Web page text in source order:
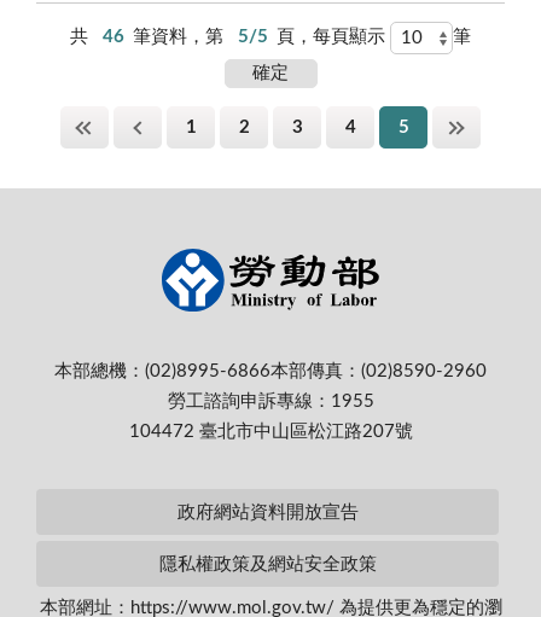
共 46 筆資料，第 5/5 頁，每頁顯示 筆
1 2 3 4 5
本部總機：(02)8995-6866本部傳真：(02)8590-2960
勞工諮詢申訴專線：1955
104472 臺北市中山區松江路207號
政府網站資料開放宣告
隱私權政策及網站安全政策
本部網址：https://www.mol.gov.tw/ 為提供更為穩定的瀏